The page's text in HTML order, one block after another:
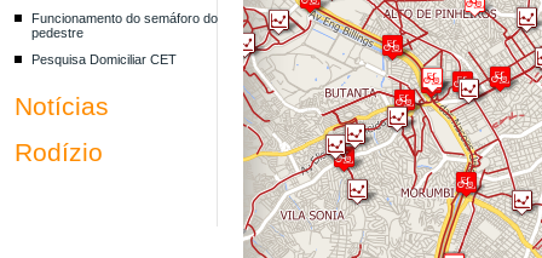
Funcionamento do semáforo do
pedestre
Pesquisa Domiciliar CET
Notícias
Rodízio